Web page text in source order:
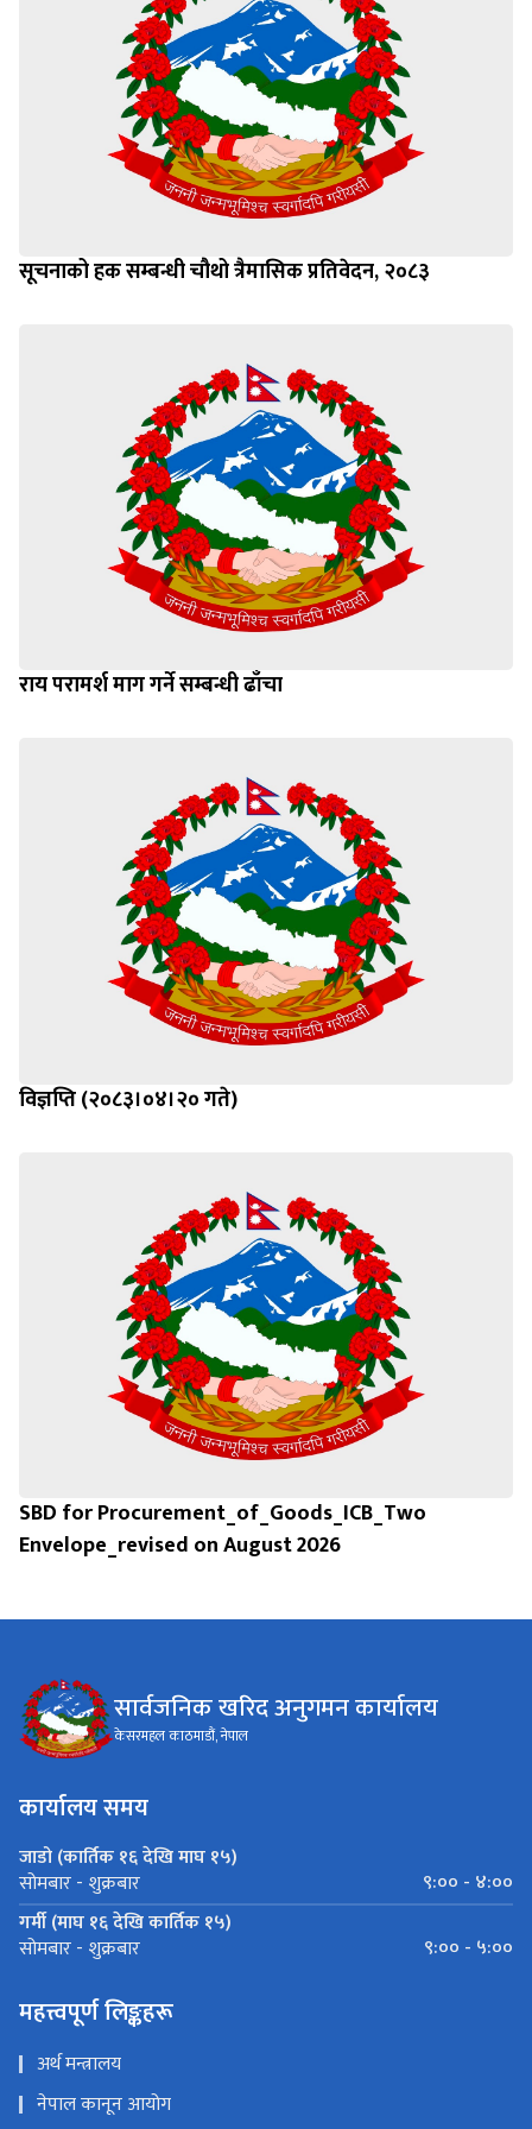
सूचनाको हक सम्बन्धी चौथो त्रैमासिक प्रतिवेदन, २०८३
राय परामर्श माग गर्ने सम्बन्धी ढाँचा
विज्ञप्ति (२०८३।०४।२० गते)
SBD for Procurement_of_Goods_ICB_Two
Envelope_revised on August 2026
सार्वजनिक खरिद अनुगमन कार्यालय
केसरमहल काठमाडौं, नेपाल
कार्यालय समय
जाडो (कार्तिक १६ देखि माघ १५)
सोमबार - शुक्रबार
९:०० - ४:००
गर्मी (माघ १६ देखि कार्तिक १५)
सोमबार - शुक्रबार ९:०० - ५:००
महत्त्वपूर्ण लिङ्कहरू
अर्थ मन्त्रालय
नेपाल कानून आयोग